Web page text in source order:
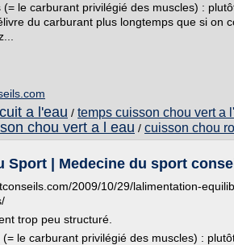
le carburant privilégié des muscles) :
du carburant plus longtemps que si on
a l'eau / temps cuisson chou vert a
chou vert a l eau / cuisson chou
Sport | Medecine du sport
2009/10/29/lalimentation-
trop peu structuré.
le carburant privilégié des muscles) :